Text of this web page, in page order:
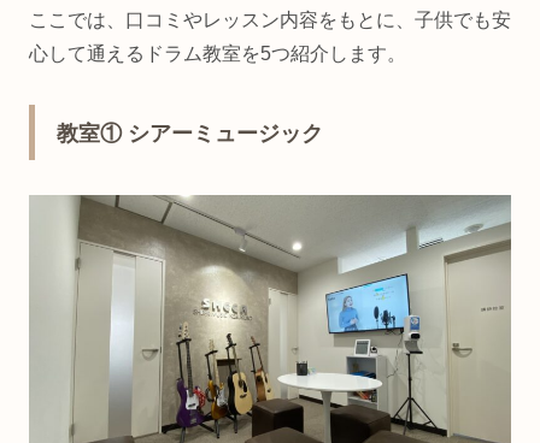
ここでは、口コミやレッスン内容をもとに、子供でも安
心して通えるドラム教室を5つ紹介します。
教室① シアーミュージック